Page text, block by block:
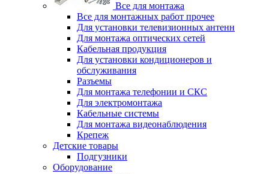
Все для монтажа
Все для монтажных работ прочее
Для установки телевизионных антенн
Для монтажа оптических сетей
Кабельная продукция
Для установки кондиционеров и
обслуживания
Разъемы
Для монтажа телефонии и СКС
Для электромонтажа
Кабельные системы
Для монтажа видеонаблюдения
Крепеж
Детские товары
Подгузники
Оборудование